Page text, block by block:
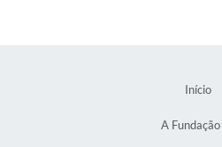
Início
A Fundação